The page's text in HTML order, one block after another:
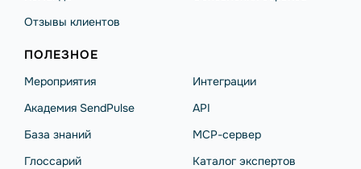
Отзывы клиентов
ПОЛЕЗНОЕ
Мероприятия
Академия SendPulse
База знаний
Глоссарий
Интеграции
API
MCP-сервер
Каталог экспертов